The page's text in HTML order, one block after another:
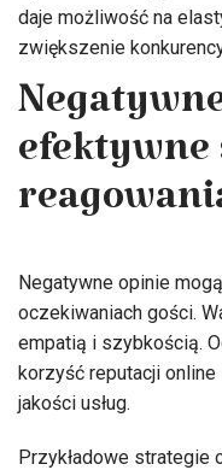
daje możliwość na
zwiększenie
Negatywne opinie
oczekiwaniach gości.
empatią i szybkością.
korzyść reputacji
jakości usług.
Przykładowe strategie